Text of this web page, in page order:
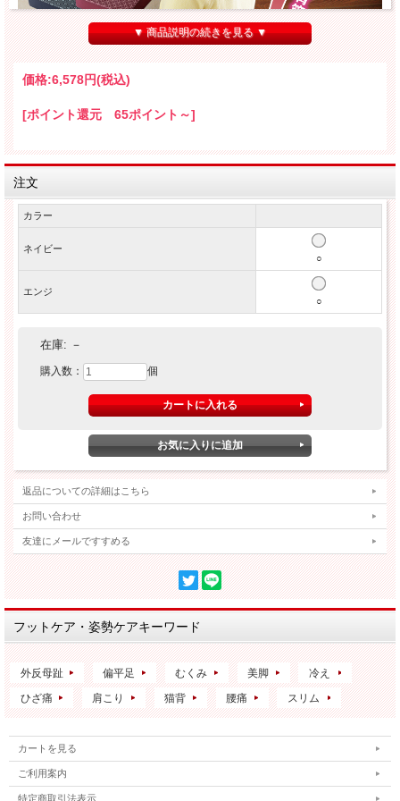
▼ 商品説明の続きを見る ▼
価格:6,578円(税込)
[ポイント還元 65ポイント～]
注文
カラー
ネイビー
○
エンジ
○
在庫: －
購入数： 個
返品についての詳細はこちら
お問い合わせ
友達にメールですすめる
フットケア・姿勢ケアキーワード
外反母趾 偏平足 むくみ 美脚 冷え
ひざ痛 肩こり 猫背 腰痛 スリム
カートを見る
ご利用案内
特定商取引法表示